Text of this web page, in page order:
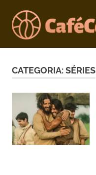
content
Café
com
Fé
CATEGORIA:SÉRIES